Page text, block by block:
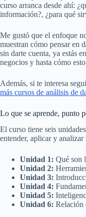
curso arranca desde ahí:
información?, ¿para qué
Me gustó que el enfoque
muestran cómo pensar en
sin darte cuenta, ya estás
negocios y hasta cómo
Además, si te interesa
más cursos de análisis de
Lo que se aprende, punto
El curso tiene seis
entender, aplicar y
Unidad 1: Qué son
Unidad 2:
Unidad 3:
Unidad 4:
Unidad 5:
Unidad 6: Relación